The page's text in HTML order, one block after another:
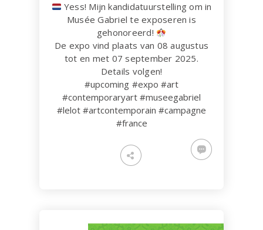
Yess! Mijn kandidatuurstelling om in
Musée Gabriel te exposeren is
gehonoreerd!
De expo vind plaats van 08 augustus
tot en met 07 september 2025.
Details volgen!
#upcoming #expo #art
#contemporaryart #museegabriel
#lelot #artcontemporain #campagne
#france